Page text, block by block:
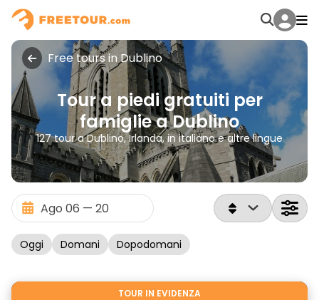
Free tours in Dublino
Tour a piedi gratuiti per
famiglie a Dublino
127 tour a Dublino, Irlanda, in italiano e altre lingue
Oggi Domani Dopodomani
TOUR IN EVIDENZA